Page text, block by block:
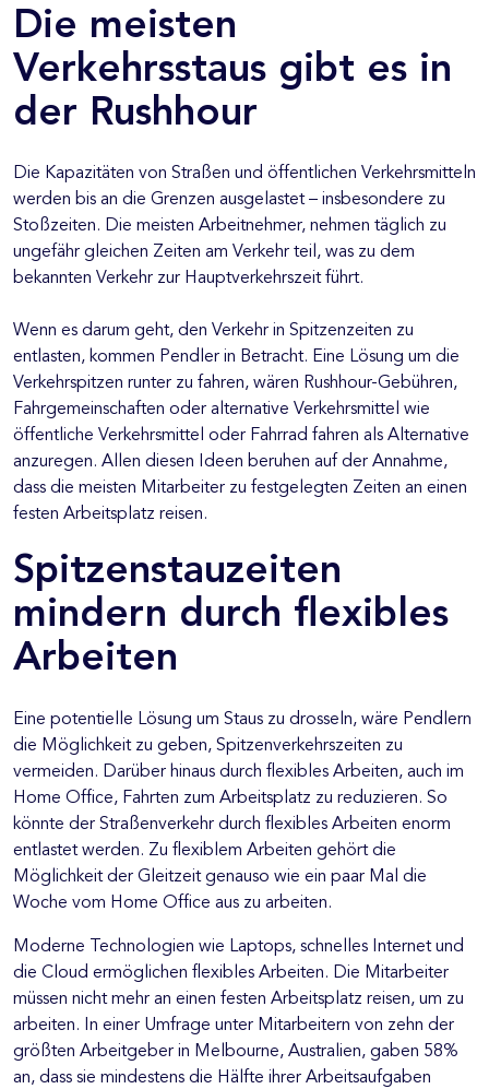
Die meisten
Verkehrsstaus gibt es in
der Rushhour
Die Kapazitäten von Straßen und öffentlichen Verkehrsmitteln
werden bis an die Grenzen ausgelastet – insbesondere zu
Stoßzeiten. Die meisten Arbeitnehmer, nehmen täglich zu
ungefähr gleichen Zeiten am Verkehr teil, was zu dem
bekannten Verkehr zur Hauptverkehrszeit führt.
Wenn es darum geht, den Verkehr in Spitzenzeiten zu
entlasten, kommen Pendler in Betracht. Eine Lösung um die
Verkehrspitzen runter zu fahren, wären Rushhour-Gebühren,
Fahrgemeinschaften oder alternative Verkehrsmittel wie
öffentliche Verkehrsmittel oder Fahrrad fahren als Alternative
anzuregen. Allen diesen Ideen beruhen auf der Annahme,
dass die meisten Mitarbeiter zu festgelegten Zeiten an einen
festen Arbeitsplatz reisen.
Spitzenstauzeiten
mindern durch flexibles
Arbeiten
Eine potentielle Lösung um Staus zu drosseln, wäre Pendlern
die Möglichkeit zu geben, Spitzenverkehrszeiten zu
vermeiden. Darüber hinaus durch flexibles Arbeiten, auch im
Home Office, Fahrten zum Arbeitsplatz zu reduzieren. So
könnte der Straßenverkehr durch flexibles Arbeiten enorm
entlastet werden. Zu flexiblem Arbeiten gehört die
Möglichkeit der Gleitzeit genauso wie ein paar Mal die
Woche vom Home Office aus zu arbeiten.
Moderne Technologien wie Laptops, schnelles Internet und
die Cloud ermöglichen flexibles Arbeiten. Die Mitarbeiter
müssen nicht mehr an einen festen Arbeitsplatz reisen, um zu
arbeiten. In einer Umfrage unter Mitarbeitern von zehn der
größten Arbeitgeber in Melbourne, Australien, gaben 58%
an, dass sie mindestens die Hälfte ihrer Arbeitsaufgaben